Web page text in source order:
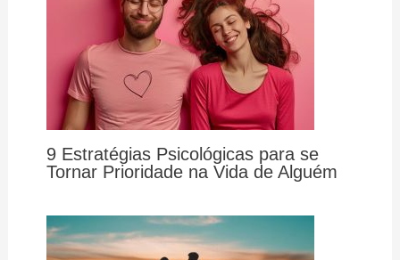
9 Estratégias Psicológicas para se
Tornar Prioridade na Vida de Alguém